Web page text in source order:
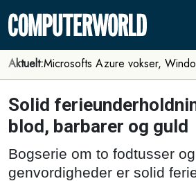
Aktuelt:Microsofts Azure vokser,
Solid
blod, barbarer og guld
Bogserie om to fodtusser
genvordigheder er solid